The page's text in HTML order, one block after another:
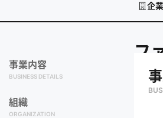
企
事業内容
BUSINESS DETAILS
組織
ORGANIZATION
フ